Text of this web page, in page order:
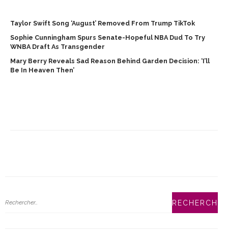
Taylor Swift Song ‘August’ Removed From Trump TikTok
Sophie Cunningham Spurs Senate-Hopeful NBA Dud To Try
WNBA Draft As Transgender
Mary Berry Reveals Sad Reason Behind Garden Decision: ‘I’ll
Be In Heaven Then’